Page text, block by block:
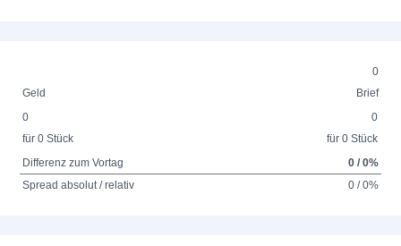
0
Geld
Brief
0
für 0 Stück
0
für 0 Stück
Differenz zum Vortag
0 / 0%
Spread absolut / relativ
0 / 0%